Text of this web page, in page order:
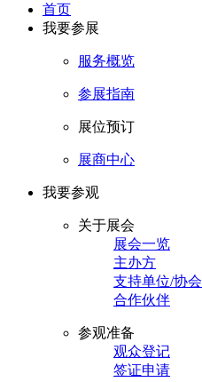
首页
我要参展
服务概览
参展指南
展位预订
展商中心
我要参观
关于展会
展会一览
主办方
支持单位/协会
合作伙伴
参观准备
观众登记
签证申请